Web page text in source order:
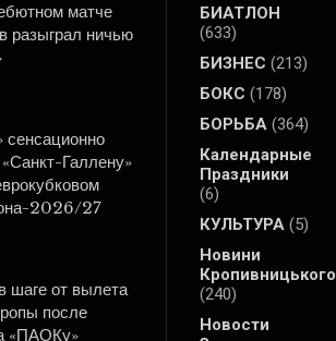
матче
разыграл ничью
сенсационно
Галлену»
2026/27
шаге от вылета
после
«ПАОКу»
БИАТЛОН
(633)
БИЗНЕС (213)
БОКС (178)
БОРЬБА (364)
Календарные
Праздники
(6)
КУЛЬТУРА (5)
Новини
Кропивницького
(240)
Новости